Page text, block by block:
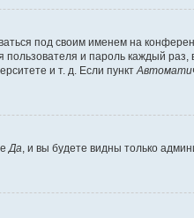
под своим именем на
пользователя и пароль каждый
и т. д. Если пункт
Да , и вы будете видны только